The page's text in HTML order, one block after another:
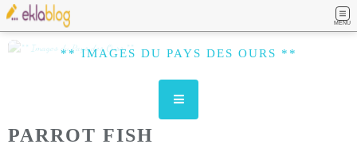
MENU
** IMAGES DU PAYS DES OURS **
PARROT FISH